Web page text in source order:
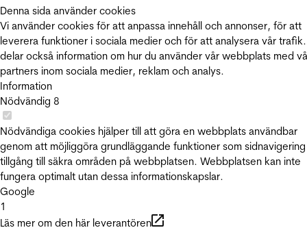
Denna sida använder cookies
Vi använder cookies för att anpassa innehåll och annonser, för att
leverera funktioner i sociala medier och för att analysera vår
delar också information om hur du använder vår webbplats med
partners inom sociala medier, reklam och analys.
Information
Nödvändig 8
Nödvändiga cookies hjälper till att göra en webbplats användbar
genom att möjliggöra grundläggande funktioner som
tillgång till säkra områden på webbplatsen. Webbplatsen kan inte
fungera optimalt utan dessa informationskapslar.
Google
1
Läs mer om den här leverantören